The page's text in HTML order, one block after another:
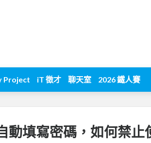
Project iT 徵才 聊天室 2026 鐵人賽
動填寫密碼，如何禁